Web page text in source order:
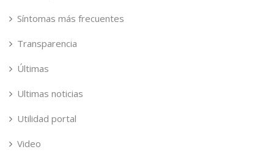
Síntomas más frecuentes
Transparencia
Últimas
Ultimas noticias
Utilidad portal
Video